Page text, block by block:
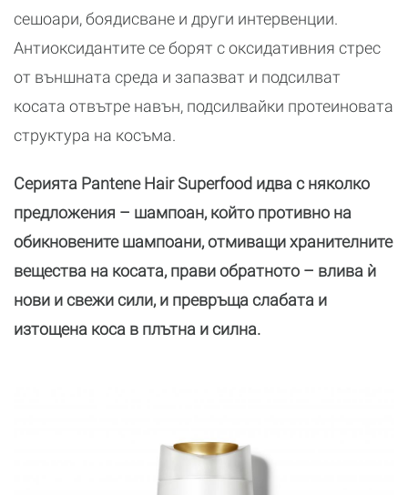
сешоари, боядисване и други интервенции.
Антиоксидантите се борят с оксидативния стрес
от външната среда и запазват и подсилват
косата отвътре навън, подсилвайки протеиновата
структура на косъма.
Серията Pantene Hair Superfood идва с няколко
предложения – шампоан, който противно на
обикновените шампоани, отмиващи хранителните
вещества на косата, прави обратното – влива ѝ
нови и свежи сили, и превръща слабата и
изтощена коса в плътна и силна.